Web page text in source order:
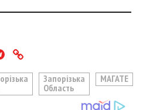
Запорізька
Область
МАГАТЕ